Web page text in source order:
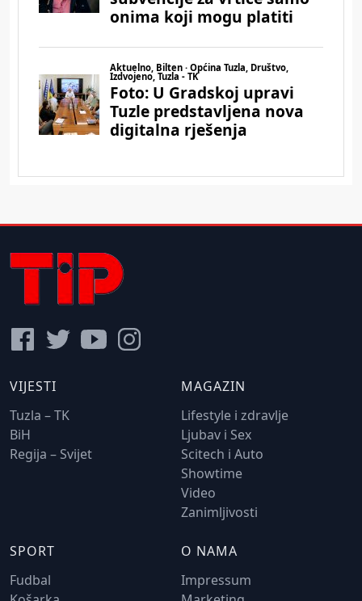
VIJESTI
Tuzla – TK
BiH
Regija – Svijet
MAGAZIN
Lifestyle i zdravlje
Ljubav i Sex
Scitech i Auto
Showtime
Video
Zanimljivosti
SPORT
Fudbal
O NAMA
Impressum